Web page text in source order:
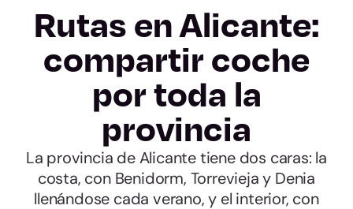
Rutas en Alicante:
compartir coche
por toda la
provincia
La provincia de Alicante tiene dos caras: la
costa, con Benidorm, Torrevieja y Denia
llenándose cada verano, y el interior, con